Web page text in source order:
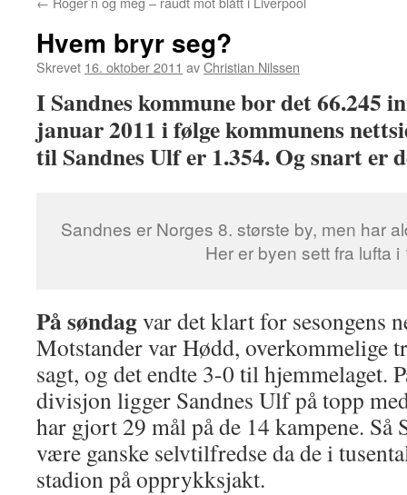
Hvem bryr seg?
Skrevet 16. oktober 2011 avChristian Nilssen
I Sandnes kommune bor det 66.245
januar 2011 i følge kommunens
til Sandnes Ulf er 1.354. Og snart er
Sandnes er Norges 8. største by, men har
Her er byen sett fra lufta i
På søndagvar det klart for sesongens
Motstander var Hødd, overkommelige
sagt, og det endte 3-0 til hjemmelaget.
divisjon ligger Sandnes Ulf på topp
har gjort 29 mål på de 14 kampene. Så
være ganske selvtilfredse da de i
stadion på opprykksjakt.